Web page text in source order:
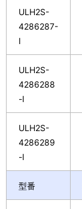
ULH2S-
4286287-
I
ULH2S-
4286288
-I
ULH2S-
4286289
-I
型番